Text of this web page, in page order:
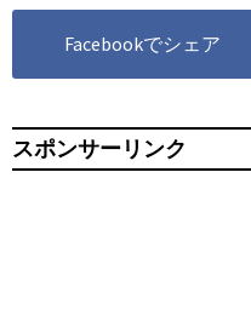
Facebookでシェア
スポンサーリンク